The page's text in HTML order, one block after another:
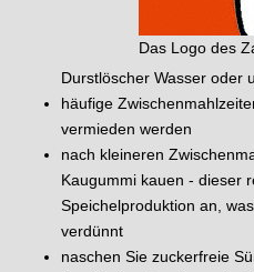
Das Logo des
Durstlöscher Wasser oder
häufige
vermieden werden
nach kleineren
Kaugummi kauen - dieser
Speichelproduktion an,
verdünnt
naschen Sie zuckerfreie